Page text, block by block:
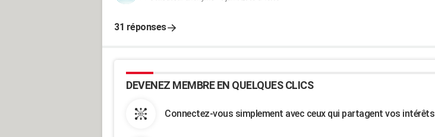
31 réponses
DEVENEZ MEMBRE EN QUELQUES CLICS
Connectez-vous simplement avec ceux qui partagent vos intérêts